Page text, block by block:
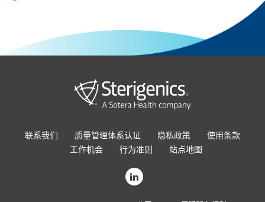
联系我们 质量管理体系认证 隐私政策
使用条款
工作机会
行为准则 站点地图